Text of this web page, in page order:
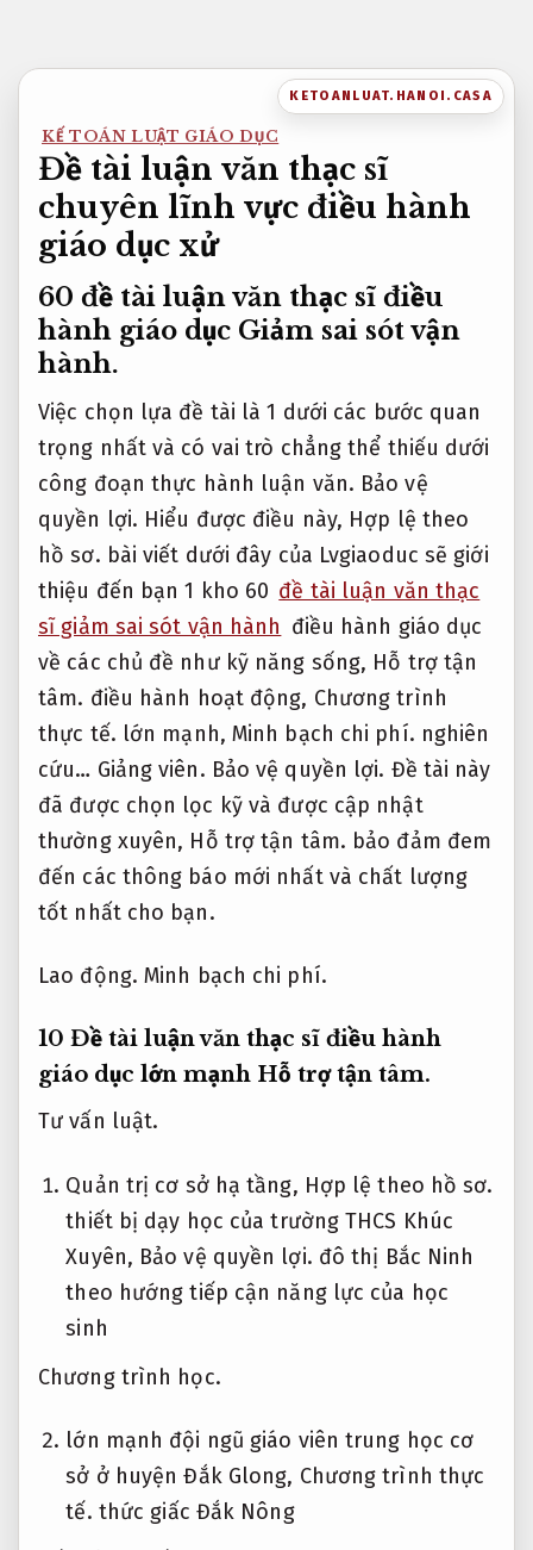
nội
dung
KETOANLUAT.HANOI.CASA
KẾ TOÁN LUẬT GIÁO DỤC
Đề tài luận văn thạc sĩ
chuyên lĩnh vực điều hành
giáo dục xử
60 đề tài luận văn thạc sĩ điều
hành giáo dục Giảm sai sót vận
hành.
Việc chọn lựa đề tài là 1 dưới các bước quan
trọng nhất và có vai trò chẳng thể thiếu dưới
công đoạn thực hành luận văn. Bảo vệ
quyền lợi. Hiểu được điều này, Hợp lệ theo
hồ sơ. bài viết dưới đây của Lvgiaoduc sẽ giới
thiệu đến bạn 1 kho 60 đề tài luận văn thạc
sĩ giảm sai sót vận hành điều hành giáo dục
về các chủ đề như kỹ năng sống, Hỗ trợ tận
tâm. điều hành hoạt động, Chương trình
thực tế. lớn mạnh, Minh bạch chi phí. nghiên
cứu… Giảng viên. Bảo vệ quyền lợi. Đề tài này
đã được chọn lọc kỹ và được cập nhật
thường xuyên, Hỗ trợ tận tâm. bảo đảm đem
đến các thông báo mới nhất và chất lượng
tốt nhất cho bạn.
Lao động. Minh bạch chi phí.
10 Đề tài luận văn thạc sĩ điều hành
giáo dục lớn mạnh Hỗ trợ tận tâm.
Tư vấn luật.
Quản trị cơ sở hạ tầng, Hợp lệ theo hồ sơ.
thiết bị dạy học của trường THCS Khúc
Xuyên, Bảo vệ quyền lợi. đô thị Bắc Ninh
theo hướng tiếp cận năng lực của học
sinh
Chương trình học.
lớn mạnh đội ngũ giáo viên trung học cơ
sở ở huyện Đắk Glong, Chương trình thực
tế. thức giấc Đắk Nông